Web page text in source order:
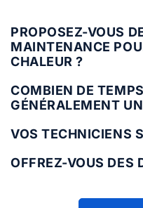
PROPOSEZ-VOUS
MAINTENANCE
CHALEUR ?
COMBIEN DE
GÉNÉRALEMENT
VOS TECHNICIENS
OFFREZ-VOUS DES